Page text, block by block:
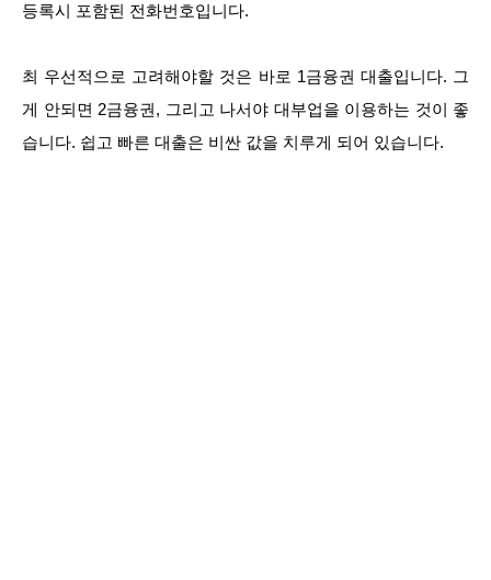
등록시 포함된 전화번호입니다.
최 우선적으로 고려해야할 것은 바로 1금융권 대출입니다. 그
게 안되면 2금융권, 그리고 나서야 대부업을 이용하는 것이 좋
습니다. 쉽고 빠른 대출은 비싼 값을 치루게 되어 있습니다.